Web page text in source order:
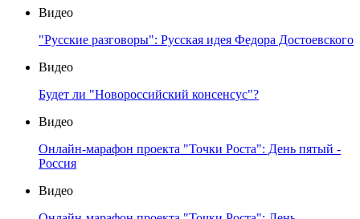
Видео
"Русские разговоры": Русская идея Федора Достоевского
Видео
Будет ли "Новороссийский консенсус"?
Видео
Онлайн-марафон проекта "Точки Роста": День пятый -
Россия
Видео